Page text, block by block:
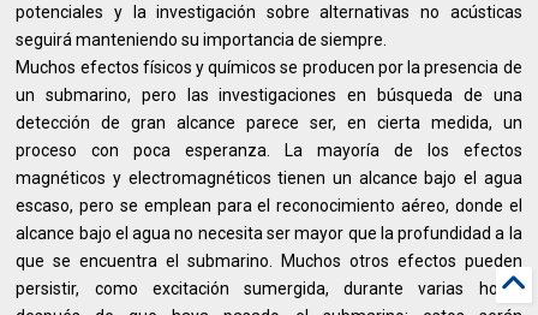
potenciales y la investigación sobre alternativas no acústicas
seguirá manteniendo su importancia de siempre.
Muchos efectos físicos y químicos se producen por la presencia de
un submarino, pero las investigaciones en búsqueda de una
detección de gran alcance parece ser, en cierta medida, un
proceso con poca esperanza. La mayoría de los efectos
magnéticos y electromagnéticos tienen un alcance bajo el agua
escaso, pero se emplean para el reconocimiento aéreo, donde el
alcance bajo el agua no necesita ser mayor que la profundidad a la
que se encuentra el submarino. Muchos otros efectos pueden
persistir, como excitación sumergida, durante varias horas